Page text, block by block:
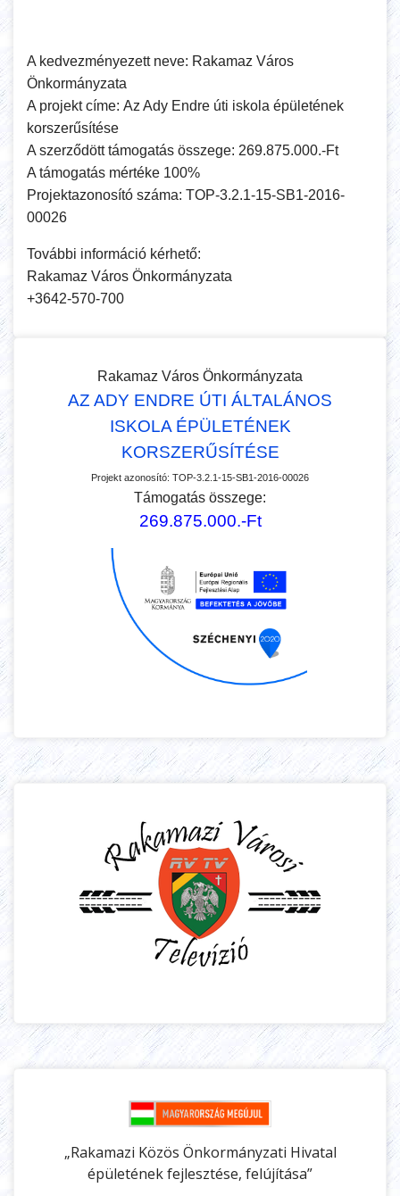
A kedvezményezett neve: Rakamaz Város
Önkormányzata
A projekt címe: Az Ady Endre úti iskola épületének
korszerűsítése
A szerződött támogatás összege: 269.875.000.-Ft
A támogatás mértéke 100%
Projektazonosító száma: TOP-3.2.1-15-SB1-2016-
00026
További információ kérhető:
Rakamaz Város Önkormányzata
+3642-570-700
Rakamaz Város Önkormányzata
AZ ADY ENDRE ÚTI ÁLTALÁNOS
ISKOLA ÉPÜLETÉNEK
KORSZERŰSÍTÉSE
Projekt azonosító: TOP-3.2.1-15-SB1-2016-00026
Támogatás összege:
269.875.000.-Ft
„Rakamazi Közös Önkormányzati Hivatal
épületének fejlesztése, felújítása”